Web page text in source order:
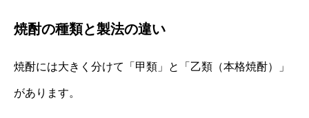
焼酎の種類と製法の違い
焼酎には大きく分けて「甲類」と「乙類（本格焼酎）」
があります。